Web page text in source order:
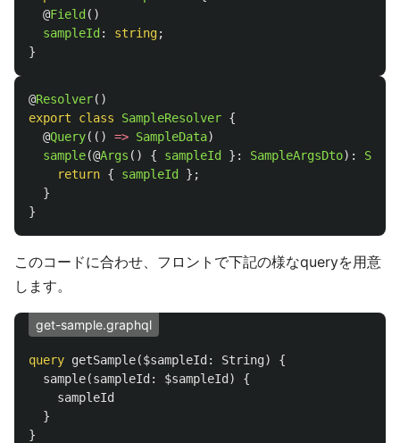
@Field ()
sampleId : string;
}
@Resolver()
export
class SampleResolver {
@Query(() => SampleData)
sample(@Args () { sampleId }: SampleArgsDto):
return { sampleId
};
}
}
このコードに合わせ、フロントで下記の様なqueryを用意
します。
get-sample.graphql
query getSample($sampleId : String)
{
sample(sampleId : $sampleId )
{
sampleId
}
}